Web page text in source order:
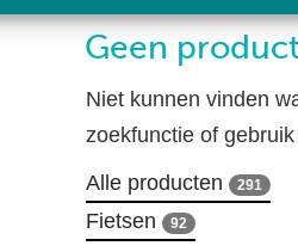
Geen
Niet kunnen vinden
zoekfunctie of
Alle producten 291
Fietsen 92